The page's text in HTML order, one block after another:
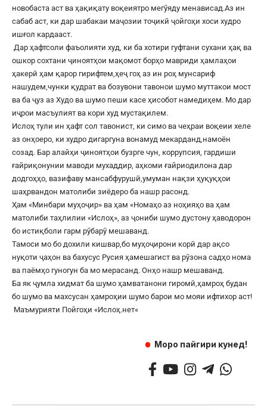
новобаста аст ва ҳақиқату воқеиятро мегӯяду менависад.Аз ин
сабаб аст, ки дар шабакаи маҷозии тоҷикӣ ҷойгоҳи хоси худро
ишғол кардааст.
Дар ҳафтсоли фаъолияти худ, ки ба хотири гуфтани сухани ҳақ ва
ошкор сохтани ҷиноятҳои мақомот борҳо мавриди ҳамлаҳои
ҳакерӣ ҳам қарор гирифтем,ҳеҷ гоҳ аз ин роҳ мунсариф
нашудем,чунки қудрат ва бозувони тавонои шумо муттакои мост
ва ба ҷуз аз Худо ва шумо пеши касе ҳисобот намедиҳем. Мо дар
иҷрои масъулият ва кори худ мустақилем.
Ислоҳ тули ин ҳафт сол тавонист, ки симо ва чеҳраи воқеии хеле
аз онҳоеро, ки худро дигаргуна вонамуд мекарданд,намоён
созад. Бар алайҳи ҷиноятҳои бузрге чун, коррупсия, гардиши
ғайриқонунии маводи мухаддир, аҳкоми ғайриодилона дар
додгоҳҳо, вазифаву мансабфурушӣ,умуман нақзи ҳуқуқҳои
шаҳрвандон матолиби зиёдеро ба нашр расонд.
Ҳам «Минбари муҳоҷир» ва ҳам «Номаҳо аз ноҳияҳо ва ҳам
матолиби таҳлилии «Ислоҳ», аз ҷониби шумо дустону ҳаводорон
бо истиқболи гарм рӯбарӯ мешаванд.
Тамоси мо бо дохили кишвар,бо муҳоҷирони корӣ дар ақсо
нуқоти ҷаҳон ва бахусус Русия ҳамешагист ва рӯзона садҳо нома
ва паёмҳо гуногун ба мо мерасанд. Онҳо нашр мешаванд.
Ба як ҷумла хидмат ба шумо ҳамватанони гиромӣ,ҳамроҳ будан
бо шумо ва махсусан ҳамроҳии шумо барои мо мояи ифтихор аст!
Маъмурияти Пойгоҳи «Ислоҳ.нет«
Моро пайгири кунед!